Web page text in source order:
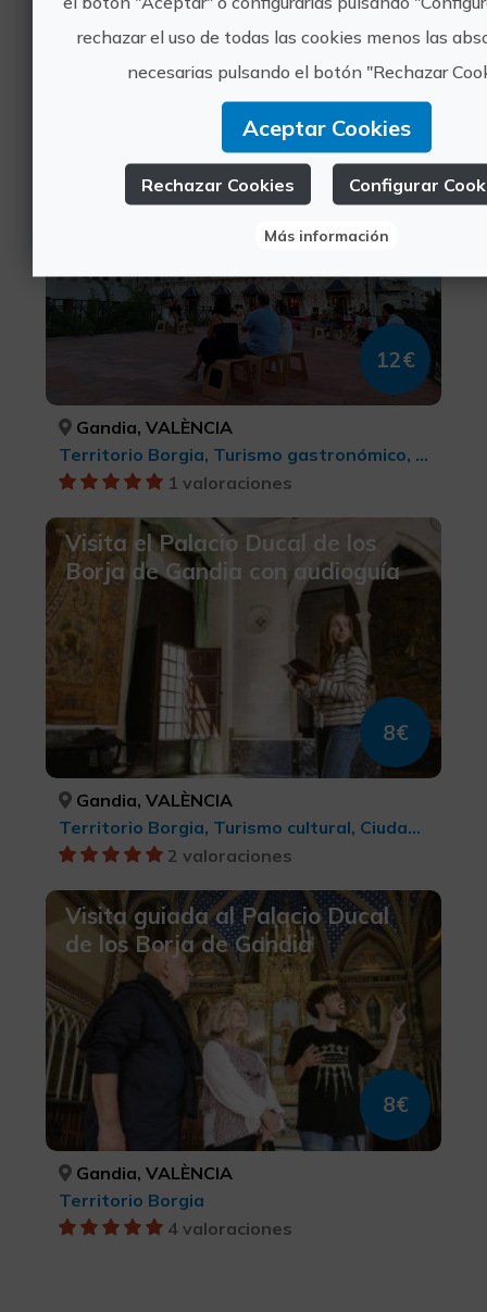
Turismo de ocio y diversión, Turismo gastronómico, Territorio Borgia, Turismo cultural
1 valoraciones
Barroco y Vermut en el Palau
Ducal dels Borja
12€
Gandia, VALÈNCIA
Territorio Borgia, Turismo gastronómico, Turismo cultural
1 valoraciones
Visita el Palacio Ducal de los
Borja de Gandia con audioguía
8€
Gandia, VALÈNCIA
Territorio Borgia, Turismo cultural, Ciudades
2 valoraciones
Visita guiada al Palacio Ducal
de los Borja de Gandia
8€
Gandia, VALÈNCIA
Territorio Borgia
4 valoraciones
rechazar el uso de todas las cookies menos las
necesarias pulsando el botón "Rechazar
Aceptar Cookies
Rechazar Cookies Configurar
Más información